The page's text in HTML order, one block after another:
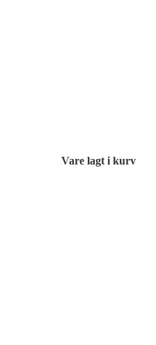
Vare lagt i kurv